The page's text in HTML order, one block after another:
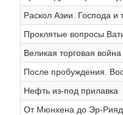
Раскол Азии. Господа и
Проклятые вопросы
Великая торговая война
После пробуждения.
Нефть из-под прилавка
От Мюнхена до Эр-